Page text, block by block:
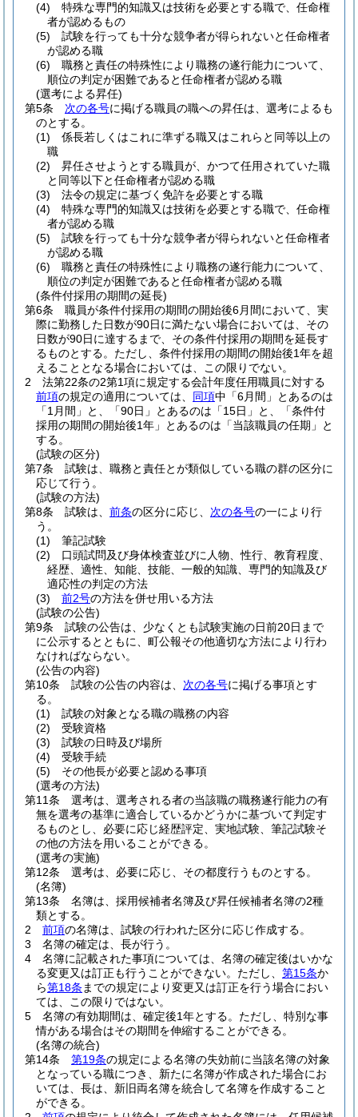
(4)
特殊な専門的知識又は技術を必要とする職で、任命権
者が認めるもの
(5)
試験を行っても十分な競争者が得られないと任命権者
が認める職
(6)
職務と責任の特殊性により職務の遂行能力について、
順位の判定が困難であると任命権者が認める職
(選考による昇任)
第5条
次の各号に掲げる職員の職への昇任は、選考によるも
のとする。
(1)
係長若しくはこれに準ずる職又はこれらと同等以上の
職
(2)
昇任させようとする職員が、かつて任用されていた職
と同等以下と任命権者が認める職
(3)
法令の規定に基づく免許を必要とする職
(4)
特殊な専門的知識又は技術を必要とする職で、任命権
者が認める職
(5)
試験を行っても十分な競争者が得られないと任命権者
が認める職
(6)
職務と責任の特殊性により職務の遂行能力について、
順位の判定が困難であると任命権者が認める職
(条件付採用の期間の延長)
第6条
職員が条件付採用の期間の開始後6月間において、実
際に勤務した日数が90日に満たない場合においては、その
日数が90日に達するまで、その条件付採用の期間を延長す
るものとする。 ただし、条件付採用の期間の開始後1年を超
えることとなる場合においては、この限りでない。
2
法第22条の2第1項に規定する会計年度任用職員に対する
前項の規定の適用については、 同項中「6月間」とあるのは
「1月間」と、「90日」とあるのは「15日」と、「条件付
採用の期間の開始後1年」とあるのは「当該職員の任期」と
する。
(試験の区分)
第7条
試験は、職務と責任とが類似している職の群の区分に
応じて行う。
(試験の方法)
第8条
試験は、 前条の区分に応じ、 次の各号の一により行
う。
(1)
筆記試験
(2)
口頭試問及び身体検査並びに人物、性行、教育程度、
経歴、適性、知能、技能、一般的知識、専門的知識及び
適応性の判定の方法
(3)
前2号の方法を併せ用いる方法
(試験の公告)
第9条
試験の公告は、少なくとも試験実施の日前20日まで
に公示するとともに、町公報その他適切な方法により行わ
なければならない。
(公告の内容)
第10条
試験の公告の内容は、 次の各号に掲げる事項とす
る。
(1)
試験の対象となる職の職務の内容
(2)
受験資格
(3)
試験の日時及び場所
(4)
受験手続
(5)
その他長が必要と認める事項
(選考の方法)
第11条
選考は、選考される者の当該職の職務遂行能力の有
無を選考の基準に適合しているかどうかに基づいて判定す
るものとし、必要に応じ経歴評定、実地試験、筆記試験そ
の他の方法を用いることができる。
(選考の実施)
第12条
選考は、必要に応じ、その都度行うものとする。
(名簿)
第13条
名簿は、採用候補者名簿及び昇任候補者名簿の2種
類とする。
2
前項の名簿は、試験の行われた区分に応じ作成する。
3
名簿の確定は、長が行う。
4
名簿に記載された事項については、名簿の確定後はいかな
る変更又は訂正も行うことができない。 ただし、 第15条か
ら第18条 までの規定により変更又は訂正を行う場合におい
ては、この限りではない。
5
名簿の有効期間は、確定後1年とする。 ただし、特別な事
情がある場合はその期間を伸縮することができる。
(名簿の統合)
第14条
第19条の規定による名簿の失効前に当該名簿の対象
となっている職につき、新たに名簿が作成された場合にお
いては、長は、新旧両名簿を統合して名簿を作成すること
ができる。